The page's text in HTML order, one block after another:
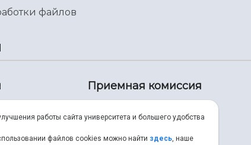
файлов
43-70
Приемная комиссия
8 (846) 267-48-67
работы сайта университета и большего удобства
файлов cookies можно найти здесь, наше